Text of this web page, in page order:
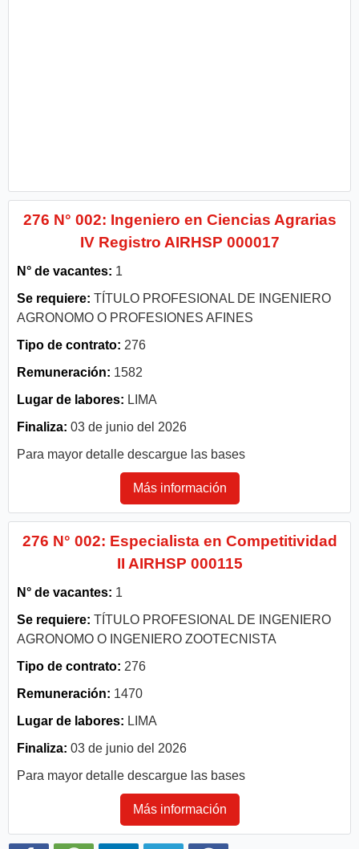
276 N° 002: Ingeniero en Ciencias Agrarias
IV Registro AIRHSP 000017
N° de vacantes: 1
Se requiere: TÍTULO PROFESIONAL DE INGENIERO
AGRONOMO O PROFESIONES AFINES
Tipo de contrato: 276
Remuneración: 1582
Lugar de labores: LIMA
Finaliza: 03 de junio del 2026
Para mayor detalle descargue las bases
Más información
276 N° 002: Especialista en Competitividad
II AIRHSP 000115
N° de vacantes: 1
Se requiere: TÍTULO PROFESIONAL DE INGENIERO
AGRONOMO O INGENIERO ZOOTECNISTA
Tipo de contrato: 276
Remuneración: 1470
Lugar de labores: LIMA
Finaliza: 03 de junio del 2026
Para mayor detalle descargue las bases
Más información